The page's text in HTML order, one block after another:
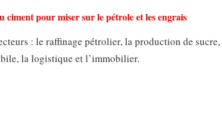
ciment pour miser sur le pétrole et les engrais
: le raffinage pétrolier, la production de
la logistique et l’immobilier.